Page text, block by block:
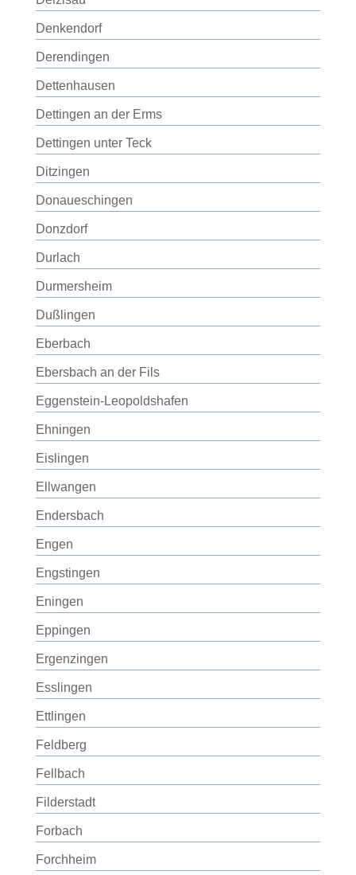
Denkendorf
Derendingen
Dettenhausen
Dettingen an der Erms
Dettingen unter Teck
Ditzingen
Donaueschingen
Donzdorf
Durlach
Durmersheim
Dußlingen
Eberbach
Ebersbach an der Fils
Eggenstein-Leopoldshafen
Ehningen
Eislingen
Ellwangen
Endersbach
Engen
Engstingen
Eningen
Eppingen
Ergenzingen
Esslingen
Ettlingen
Feldberg
Fellbach
Filderstadt
Forbach
Forchheim